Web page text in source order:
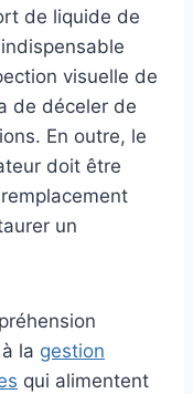
de liquide de
visuelle de
de déceler de
En outre, le
doit être
un
la gestion
qui alimentent